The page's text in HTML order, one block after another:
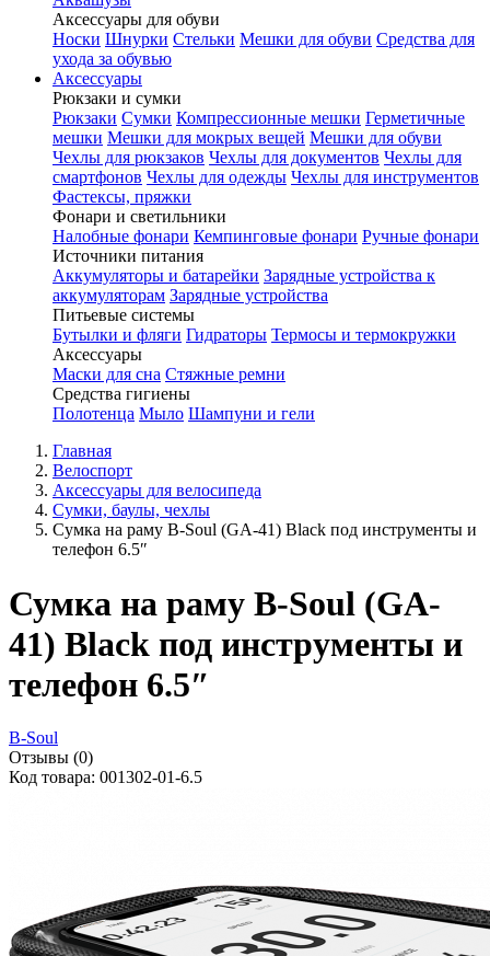
Аксессуары для обуви
Носки Шнурки Стельки Мешки для обуви Средства для
ухода за обувью
Аксессуары
Рюкзаки и сумки
Рюкзаки Сумки Компрессионные мешки Герметичные
мешки Мешки для мокрых вещей Мешки для обуви
Чехлы для рюкзаков Чехлы для документов Чехлы для
смартфонов Чехлы для одежды Чехлы для инструментов
Фастексы, пряжки
Фонари и светильники
Налобные фонари Кемпинговые фонари Ручные фонари
Источники питания
Аккумуляторы и батарейки Зарядные устройства к
аккумуляторам Зарядные устройства
Питьевые системы
Бутылки и фляги Гидраторы Термосы и термокружки
Аксессуары
Маски для сна Стяжные ремни
Средства гигиены
Полотенца Мыло Шампуни и гели
Главная
Велоспорт
Аксессуары для велосипеда
Сумки, баулы, чехлы
Сумка на раму B-Soul (GA-41) Black под инструменты и
телефон 6.5″
Сумка на раму B-Soul (GA-
41) Black под инструменты и
телефон 6.5″
B-Soul
Отзывы (0)
Код товара: 001302-01-6.5